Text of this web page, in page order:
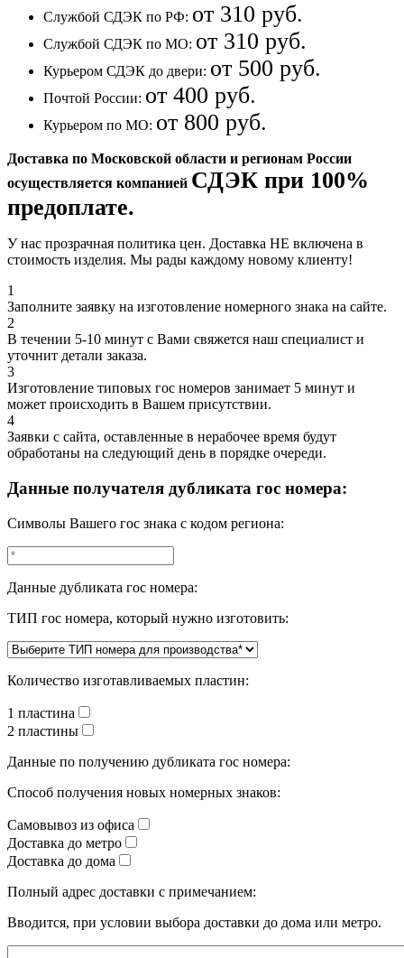
Службой СДЭК по РФ: от 310 руб.
Службой СДЭК по МО: от 310 руб.
Курьером СДЭК до двери: от 500 руб.
Почтой России: от 400 руб.
Курьером по МО: от 800 руб.
Доставка по Московской области и регионам России
осуществляется компанией СДЭК при 100%
предоплате.
У нас прозрачная политика цен. Доставка НЕ включена в
стоимость изделия. Мы рады каждому новому клиенту!
1
Заполните заявку на изготовление номерного знака на сайте.
2
В течении 5-10 минут с Вами свяжется наш специалист и
уточнит детали заказа.
3
Изготовление типовых гос номеров занимает 5 минут и
может происходить в Вашем присутствии.
4
Заявки с сайта, оставленные в нерабочее время будут
обработаны на следующий день в порядке очереди.
Данные получателя дубликата гос номера:
Символы Вашего гос знака с кодом региона:
Данные дубликата гос номера:
ТИП гос номера, который нужно изготовить:
Количество изготавливаемых пластин:
1 пластина
2 пластины
Данные по получению дубликата гос номера:
Способ получения новых номерных знаков:
Самовывоз из офиса
Доставка до метро
Доставка до дома
Полный адрес доставки с примечанием:
Вводится, при условии выбора доставки до дома или метро.